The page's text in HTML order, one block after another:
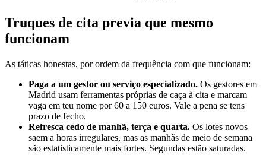
Truques de cita previa que mesmo
funcionam
As táticas honestas, por ordem da frequência com que funcionam:
Paga a um gestor ou serviço especializado. Os gestores em
Madrid usam ferramentas próprias de caça à cita e marcam
vaga em teu nome por 60 a 150 euros. Vale a pena se tens
prazo de fecho.
Refresca cedo de manhã, terça e quarta. Os lotes novos
saem a horas irregulares, mas as manhãs de meio de semana
são estatisticamente mais fortes. Segundas estão saturadas.